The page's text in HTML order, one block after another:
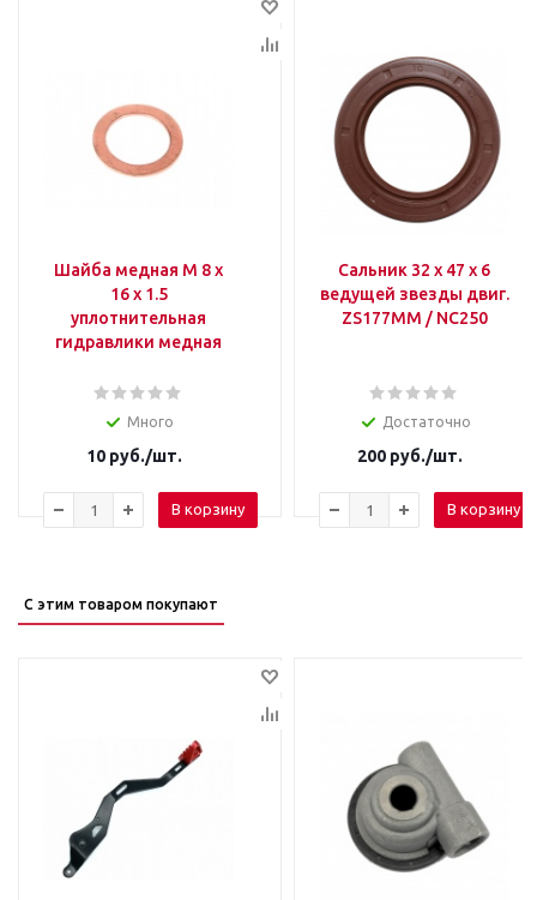
Шайба медная M 8 х
16 х 1.5
уплотнительная
гидравлики медная
Много
10 руб./шт.
В корзину
Сальник 32 x 47 x 6
ведущей звезды двиг.
ZS177MM / NC250
Достаточно
200 руб./шт.
В корзину
С этим товаром покупают